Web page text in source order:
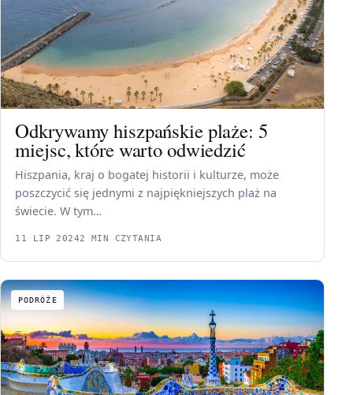
Odkrywamy hiszpańskie plaże: 5
miejsc, które warto odwiedzić
Hiszpania, kraj o bogatej historii i kulturze, może
poszczycić się jednymi z najpiękniejszych plaż na
świecie. W tym…
11 LIP 20242 MIN CZYTANIA
PODRÓŻE